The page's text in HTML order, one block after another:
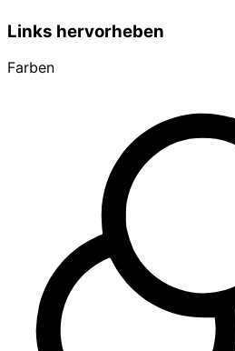
Links hervorheben
Farben